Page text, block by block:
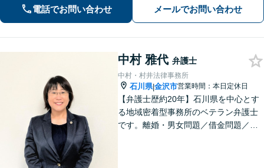
電話でお問い合わせ メールでお問い合わせ
中村 雅代 弁護士
中村・村井法律事務所
石川県|金沢市営業時間：本日定休日
【弁護士歴約20年】石川県を中心とす
る地域密着型事務所のベテラン弁護士
です。離婚・男女問題／借金問題／刑